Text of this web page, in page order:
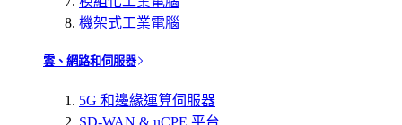
機架式工業電腦
雲、網路和伺服器
5G 和邊緣運算伺服器